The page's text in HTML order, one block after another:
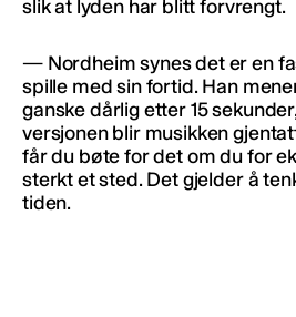
slik at lyden har blitt forvrengt.
— Nordheim synes det er en
spille med sin fortid. Han
ganske dårlig etter 15
versjonen blir musikken
får du bøte for det om du for
sterkt et sted. Det gjelder å
tiden.